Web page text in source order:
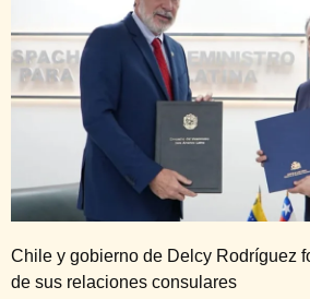
Chile y gobierno de Delcy Rodríguez
de sus relaciones consulares